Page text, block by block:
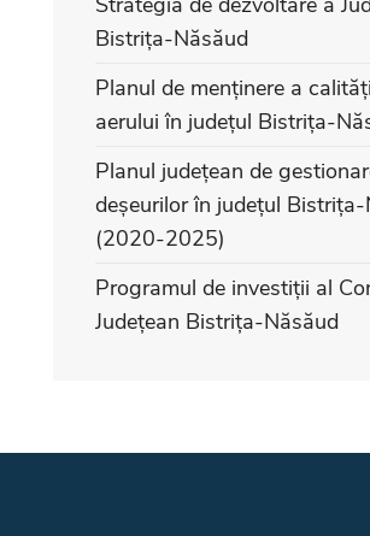
Bistrița-Năsăud
Planul de menținere a
aerului în județul Bistrița-
Planul județean de
deșeurilor în județul
(2020-2025)
Programul de investiții al
Județean Bistrița-Năsăud